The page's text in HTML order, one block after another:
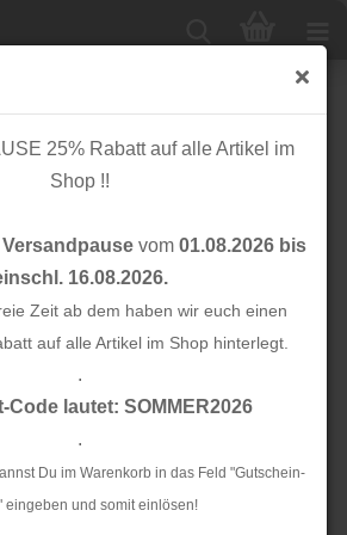
25% Rabatt auf alle Artikel im
Shop !!
Versandpausevom 01.08.2026 bis
16.08.2026.
Zeit ab dem haben wir euch einen
auf alle Artikel im Shop hinterlegt.
.
Code lautet: SOMMER2026
.
Du im Warenkorb in das Feld "Gutschein-
eingeben und somit einlösen!
cm - petrol/türkis mit Silber Glitzer
Albstoffe - Hamburger Liebe